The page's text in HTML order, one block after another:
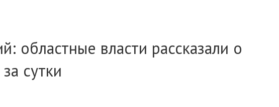
областные власти рассказали о
сутки